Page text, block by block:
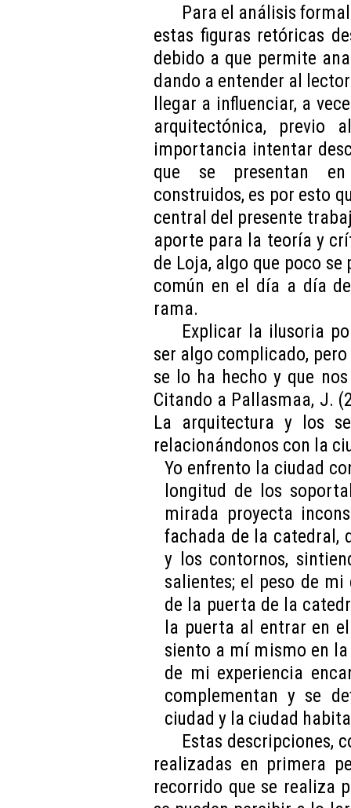
Para el análisis
estas figuras retóricas
debido a que permite
dando a entender al
llegar a influenciar, a
arquitectónica, previo
importancia intentar
que se presentan en
construidos, es por esto
central del presente
aporte para la teoría y
de Loja, algo que poco
común en el día a día
rama.
Explicar la ilusoria
ser algo complicado,
se lo ha hecho y que
Citando a Pallasmaa, J.
La arquitectura y los
relacionándonos con la
Yo enfrento la ciudad
longitud de los
mirada proyecta
fachada de la catedral,
y los contornos,
salientes; el peso de
de la puerta de la
la puerta al entrar en
siento a mí mismo en
de mi experiencia
complementan y se
ciudad y la ciudad
Estas descripciones,
realizadas en primera
recorrido que se realiza